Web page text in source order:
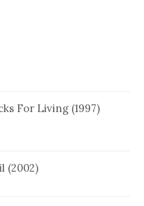
For Living (1997)
(2002)